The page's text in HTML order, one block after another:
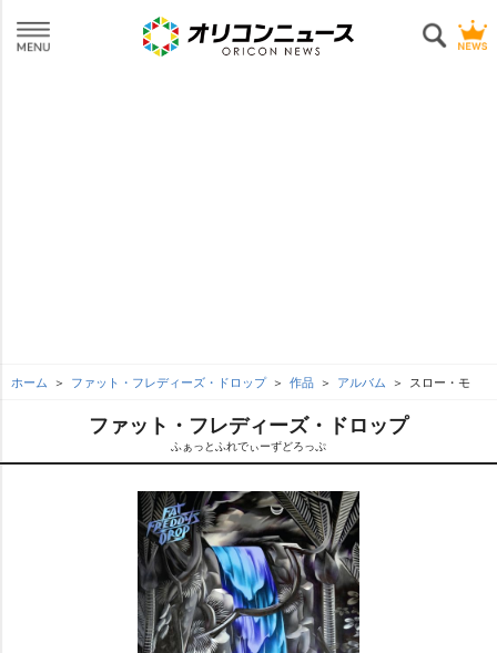
ホーム ファット・フレディーズ・ドロップ 作品 アルバム スロー・モ
ファット・フレディーズ・ドロップ
ふぁっとふれでぃーずどろっぷ